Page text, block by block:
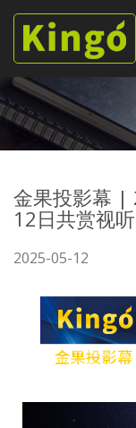
金果投影幕 |
12日共赏视
2025-05-12